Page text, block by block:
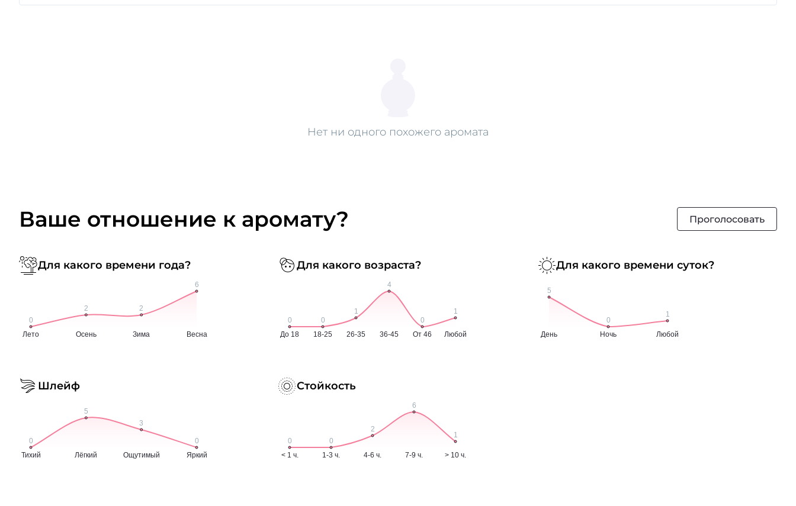
Нет ни одного похожего аромата
Ваше отношение к аромату? Проголосовать
Для какого времени года? Для какого возраста? Для какого времени суток?
Шлейф Стойкость